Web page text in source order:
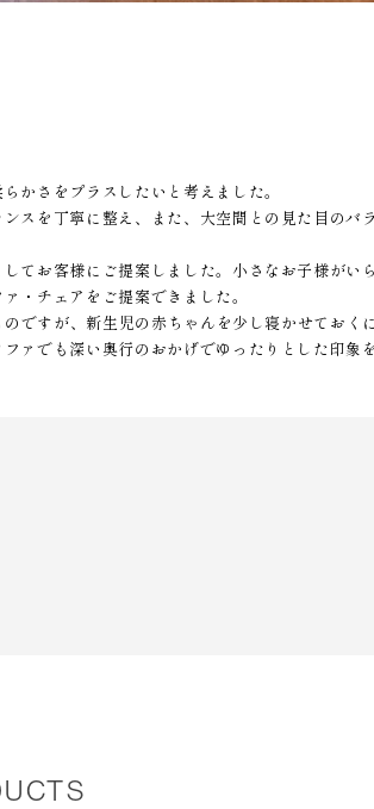
かさをプラスしたいと考えました。
スを丁寧に整え、また、大空間との見た目のバ
お客様にご提案しました。小さなお子様がい
・チェアをご提案できました。
ですが、新生児の赤ちゃんを少し寝かせておく
ァでも深い奥行のおかげでゆったりとした印象